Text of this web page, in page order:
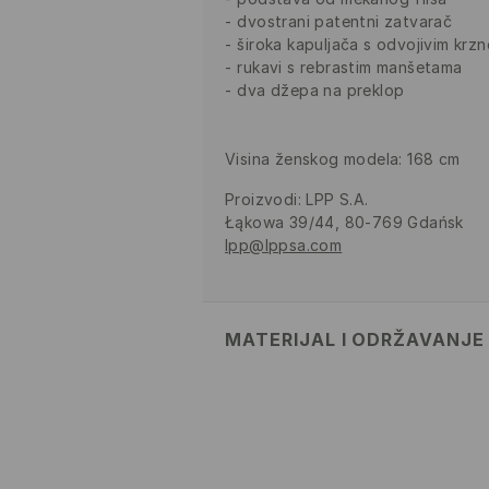
dvostrani patentni zatvarač
široka kapuljača s odvojivim
rukavi s rebrastim manšetama
dva džepa na preklop
Visina ženskog modela: 168 cm
Proizvodi: LPP S.A.
Łąkowa 39/44, 80-769 Gdańsk
lpp@lppsa.com
MATERIJAL I ODRŽAVANJE